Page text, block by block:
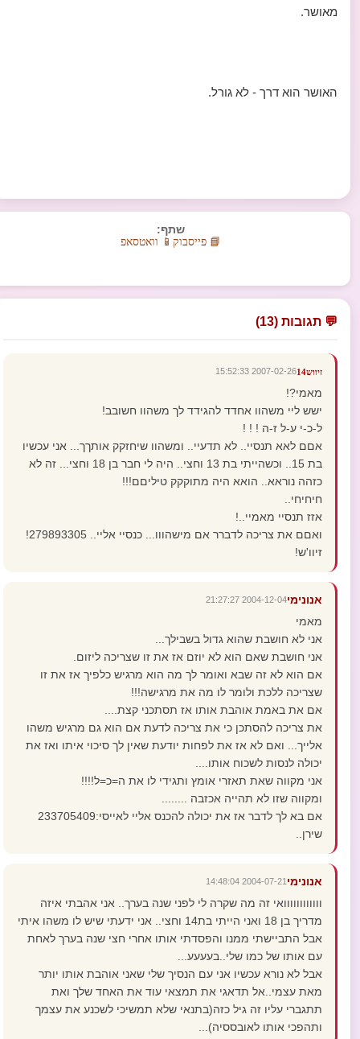
מאושר.
האושר הוא דרך - לא גורל.
שתף:
📘 פייסבוק 📱 וואטסאפ
💬 תגובות (13)
זיווש14 2007-02-26 15:52:33
מאמי?!
ישש ליי משהוו אחדד להגידד לך משהוו חשובב!
ל-כ-י ע-ל ז-ה ! ! !
אםם לאא תנסיי.. לא תדעיי.. ומשהוו שיחזקק אותךך... אני עכשיו
בת 15.. וכשהייתי בת 13 וחצי.. היה לי חבר בן 18 וחצי... זה לא
כזהה נוראא.. הואא היה מתוקקק טיליםם!!!
חיחיחי..
אזז תנסיי מאמיי..!
ואםם את צריכה לדברר אם מישהווו... כנסיי אליי.. 279893305!
זיוו'ש!
אנונימי2004-12-04 21:27:27
מאמי
אני לא חושבת שהוא גדול בשבילך...
אני חושבת שאם הוא לא יוזם אז את זו שצריכה ליזום.
אם הוא לא זה שבא ואומר לך מה הוא מרגיש כלפיך אז את זו
שצריכה ללכת ולומר לו מה את מרגישה!!!
אם את באמת אוהבת אותו אז תסתכני קצת....
את צריכה להסתכן כי את צריכה לדעת אם הוא גם מרגיש משהו
אלייך... ואם לא אז את לפחות יודעת שאין לך סיכוי איתו ואז את
יכולה לנסות לשכוח אותו....
אני מקווה שאת תאזרי אומץ ותגידי לו את ה=כ=ל!!!!
ומקווה שזו לא תהייה אכזבה ........
אם בא לך לדבר אז את יכולה להכנס אליי לאייסי:233705409
שירן..
אנונימי 2004-07-21 14:48:04
וווווווווווואי זה מה שקרה לי לפני שנה בערך.. אני אהבתי איזה
מדריך בן 18 ואני הייתי בת14 וחצי.. אני ידעתי שיש לו משהו איתי
אבל התביישתי ממנו והפסדתי אותו אחרי חצי שנה בערך לאחת
עם אותו של כמו שלי..בעעעע...
אבל לא נורא עכשיו אני עם הנסיך שלי שאני אוהבת אותו יותר
מאת עצמי..אל תדאגי את תמצאי עוד את האחד שלך ואת
תתגברי עליו זה גיל כזה(בתנאי שלא תמשיכי לשכנע את עצמך
ותהפכי אותו לאובססיה)...